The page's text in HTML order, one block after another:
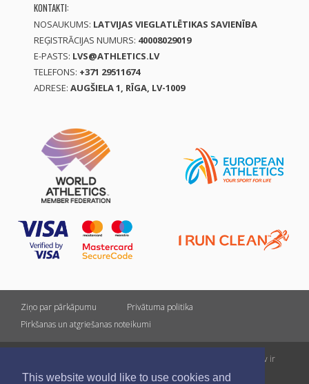
This website would like to use cookies and
KONTAKTI:
NOSAUKUMS: LATVIJAS VIEGLATLĒTIKAS SAVIENĪBA
REĢISTRĀCIJAS NUMURS: 40008029019
E-PASTS: LVS@ATHLETICS.LV
TELEFONS: +371 29511674
ADRESE: AUGŠIELA 1, RĪGA, LV-1009
Ziņo par pārkāpumu
Privātuma politika
Pirkšanas un atgriešanas noteikumi
Visas tiesības rezervētas. Pārpublicēšanas gadījumā saite uz athletics.lv ir
obligāta.